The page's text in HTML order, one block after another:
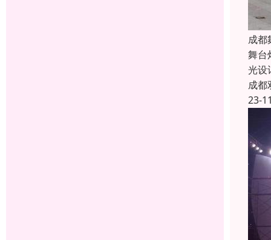
成都
舞台
光设
成都
23-